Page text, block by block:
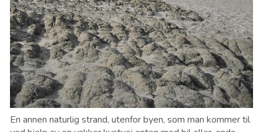
En annen naturlig strand, utenfor byen, som man kommer til